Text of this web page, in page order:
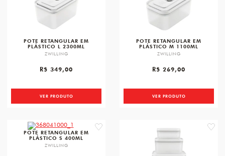
POTE RETANGULAR EM
PLÁSTICO L 2300ML
ZWILLING
R$ 349,00
VER PRODUTO
POTE RETANGULAR EM
PLÁSTICO M 1100ML
ZWILLING
R$ 269,00
VER PRODUTO
favorite
POTE RETANGULAR EM
PLÁSTICO S 400ML
ZWILLING